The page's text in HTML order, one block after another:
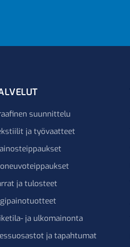
suunnittelu
ja työvaatteet
ja tulosteet
ja ulkomainonta
ja tapahtumat